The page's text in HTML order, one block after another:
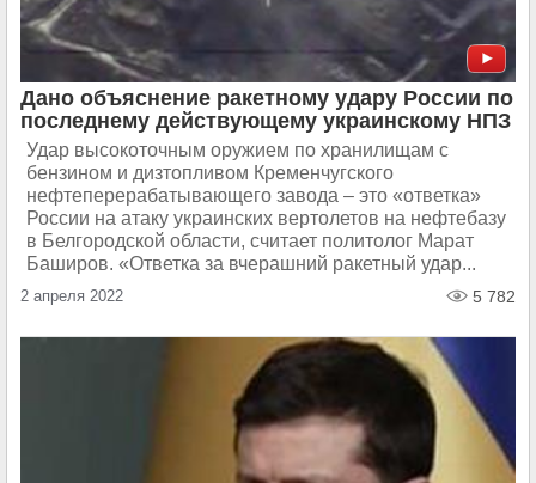
Дано объяснение ракетному удару России по
последнему действующему украинскому НПЗ
Удар высокоточным оружием по хранилищам с
бензином и дизтопливом Кременчугского
нефтеперерабатывающего завода – это «ответка»
России на атаку украинских вертолетов на нефтебазу
в Белгородской области, считает политолог Марат
Баширов. «Ответка за вчерашний ракетный удар...
2 апреля 2022 5 782